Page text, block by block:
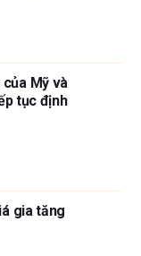
của Mỹ và
tục định
gia tăng